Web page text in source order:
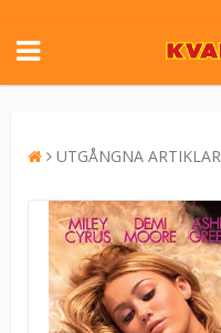
UTGÅNGNA ARTIKLAR